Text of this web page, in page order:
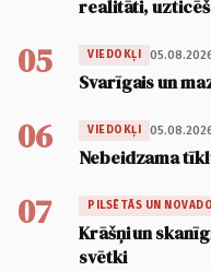
realitāti,
05 VIEDOKĻI
Svarīgais un
06 VIEDOKĻI
Nebeidzama
07 PILSĒTĀS UN
Krāšņi un
svētki